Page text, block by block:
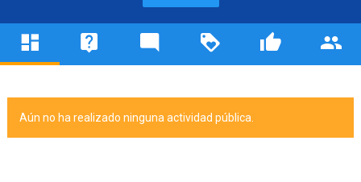
Aún no ha realizado ninguna actividad pública.